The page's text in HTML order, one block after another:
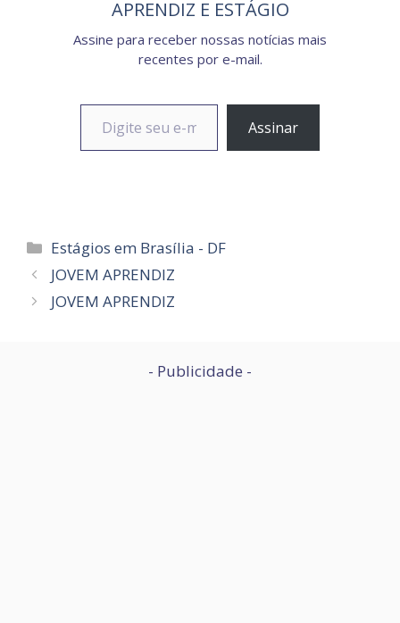
APRENDIZ E ESTÁGIO
Assine para receber nossas notícias mais
recentes por e-mail.
Digite seu e-mail…
Assinar
Categorias
Estágios em Brasília - DF
JOVEM APRENDIZ
JOVEM APRENDIZ
- Publicidade -